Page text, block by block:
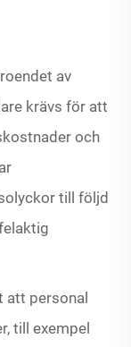
av
krävs för att
och
till följd
att personal
till exempel